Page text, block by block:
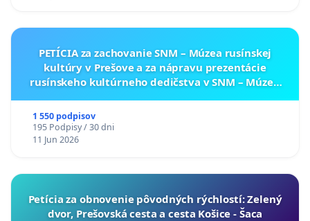
PETÍCIA za zachovanie SNM – Múzea rusínskej
kultúry v Prešove a za nápravu prezentácie
rusínskeho kultúrneho dedičstva v SNM – Múzeu
1 550 podpisov
195 Podpisy / 30 dni
11 Jun 2026
​Petícia za obnovenie pôvodných rýchlostí: Zelený
dvor, Prešovská cesta a cesta Košice - Šaca